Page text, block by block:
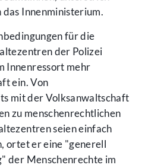
das Innenministerium.
für die
der Polizei
Innenressort mehr
ein. Von
mit der Volksanwaltschaft
zu menschenrechtlichen
seien einfach
ortet er eine "generell
der Menschenrechte im